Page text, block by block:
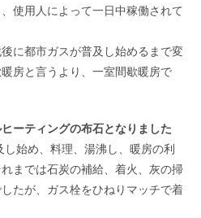
使用人によって一日中稼働されて
に都市ガスが普及し始めるまで変
房と言うより、一室間歇暖房で
ーティングの布石となりました
始め、料理、湯沸し、暖房の利
までは石炭の補給、着火、灰の掃
たが、ガス栓をひねりマッチで着